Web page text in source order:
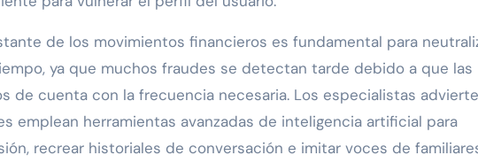
de los movimientos financieros es fundamental para
ya que muchos fraudes se detectan tarde debido a que las
de cuenta con la frecuencia necesaria. Los especialistas
emplean herramientas avanzadas de inteligencia artificial para
recrear historiales de conversación e imitar voces de